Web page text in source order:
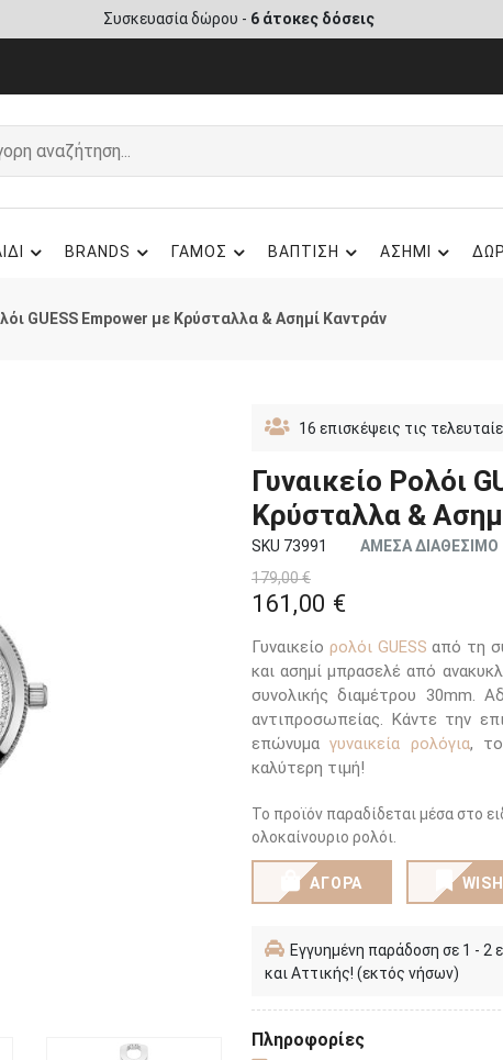
Συσκευασία δώρου - 6 άτοκες δόσεις
BRANDS ΓΑΜΟΣ ΒΑΠΤΙΣΗ ΑΣΗΜΙ
GUESS Empower με Κρύσταλλα & Ασημί Καντράν
16 επισκέψεις τις
Γυναικείο Ρολόι
Κρύσταλλα &
SKU 73991
ΑΜΕΣΑ ΔΙΑΘΕΣΙΜΟ
179,00 €
161,00 €
Γυναικείο ρολόι GUESS από τη
και ασημί μπρασελέ από
συνολικής διαμέτρου 30mm.
αντιπροσωπείας. Κάντε την
επώνυμαγυναικεία ρολόγια,
καλύτερη τιμή!
Το προϊόν παραδίδεται μέσα στο
ολοκαίνουριο ρολόι.
ΑΓΟΡΑ
Εγγυημένη παράδοση σε 1 - 2
και Αττικής! (εκτός νήσων)
Πληροφορίες